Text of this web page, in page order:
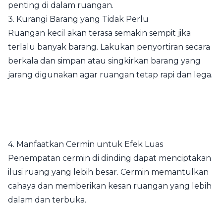
penting di dalam ruangan.
3. Kurangi Barang yang Tidak Perlu
Ruangan kecil akan terasa semakin sempit jika
terlalu banyak barang. Lakukan penyortiran secara
berkala dan simpan atau singkirkan barang yang
jarang digunakan agar ruangan tetap rapi dan lega.
4. Manfaatkan Cermin untuk Efek Luas
Penempatan cermin di dinding dapat menciptakan
ilusi ruang yang lebih besar. Cermin memantulkan
cahaya dan memberikan kesan ruangan yang lebih
dalam dan terbuka.